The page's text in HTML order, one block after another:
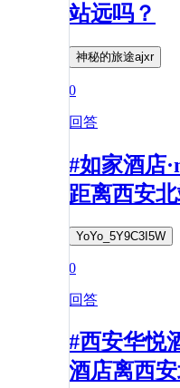
站远吗？
神秘的旅途ajxr
0
回答
#如家酒店
距离西安
YoYo_5Y9C3I5W
0
回答
#西安华悦
酒店离西